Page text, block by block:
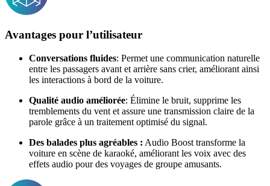
Avantages pour l’utilisateur
Conversations fluides: Permet une communication naturelle
entre les passagers avant et arrière sans crier, améliorant ainsi
les interactions à bord de la voiture.
Qualité audio améliorée: Élimine le bruit, supprime les
tremblements du vent et assure une transmission claire de la
parole grâce à un traitement optimisé du signal.
Des balades plus agréables : Audio Boost transforme la
voiture en scène de karaoké, améliorant les voix avec des
effets audio pour des voyages de groupe amusants.